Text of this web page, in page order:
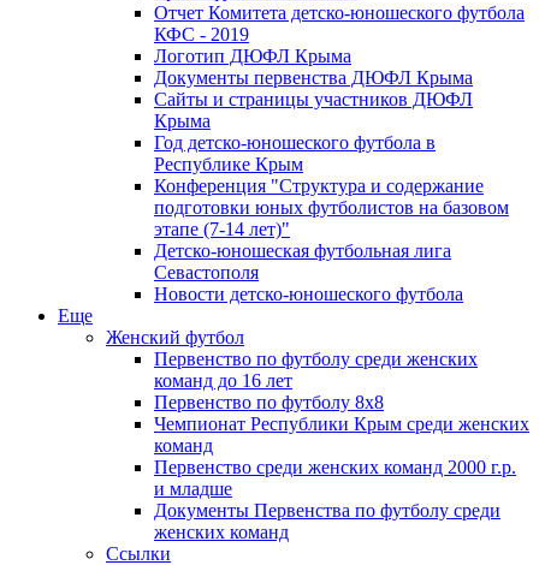
Отчет Комитета детско-юношеского футбола
КФС - 2019
Логотип ДЮФЛ Крыма
Документы первенства ДЮФЛ Крыма
Сайты и страницы участников ДЮФЛ
Крыма
Год детско-юношеского футбола в
Республике Крым
Конференция "Структура и содержание
подготовки юных футболистов на базовом
этапе (7-14 лет)"
Детско-юношеская футбольная лига
Севастополя
Новости детско-юношеского футбола
Еще
Женский футбол
Первенство по футболу среди женских
команд до 16 лет
Первенство по футболу 8х8
Чемпионат Республики Крым среди женских
команд
Первенство среди женских команд 2000 г.р.
и младше
Документы Первенства по футболу среди
женских команд
Ссылки